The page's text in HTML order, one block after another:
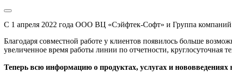
С 1 апреля 2022 года ООО ВЦ «Сэйфтек-Софт» и Группа
Благодаря совместной работе у клиентов появилось больше
увеличенное время работы линии по отчетности, круглосуточная
Теперь всю информацию о продуктах, услугах и